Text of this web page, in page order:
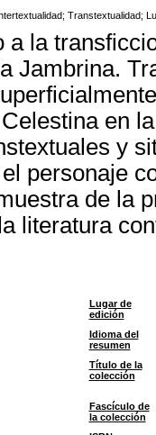
; Transtextualidad;
a la
Jambrina.
en
y
personaje
de la
literatura
Lugar de
edición
Idioma del
resumen
Título de la
colección
Fascículo de
la colección